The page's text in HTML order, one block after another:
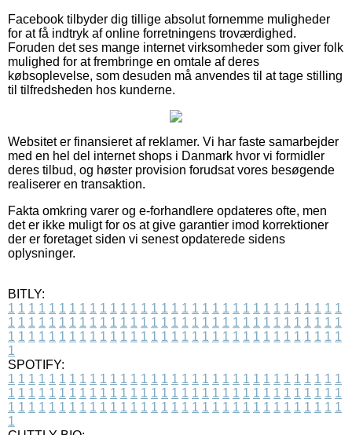
Facebook tilbyder dig tillige absolut fornemme muligheder
for at få indtryk af online forretningens troværdighed.
Foruden det ses mange internet virksomheder som giver folk
mulighed for at frembringe en omtale af deres
købsoplevelse, som desuden må anvendes til at tage stilling
til tilfredsheden hos kunderne.
Websitet er finansieret af reklamer. Vi har faste samarbejder
med en hel del internet shops i Danmark hvor vi formidler
deres tilbud, og høster provision forudsat vores besøgende
realiserer en transaktion.
Fakta omkring varer og e-forhandlere opdateres ofte, men
det er ikke muligt for os at give garantier imod korrektioner
der er foretaget siden vi senest opdaterede sidens
oplysninger.
BITLY:
1 1 1 1 1 1 1 1 1 1 1 1 1 1 1 1 1 1 1 1 1 1 1 1 1 1 1 1 1 1 1 1 1
1 1 1 1 1 1 1 1 1 1 1 1 1 1 1 1 1 1 1 1 1 1 1 1 1 1 1 1 1 1 1 1 1
1 1 1 1 1 1 1 1 1 1 1 1 1 1 1 1 1 1 1 1 1 1 1 1 1 1 1 1 1 1 1 1 1
1
SPOTIFY:
1 1 1 1 1 1 1 1 1 1 1 1 1 1 1 1 1 1 1 1 1 1 1 1 1 1 1 1 1 1 1 1 1
1 1 1 1 1 1 1 1 1 1 1 1 1 1 1 1 1 1 1 1 1 1 1 1 1 1 1 1 1 1 1 1 1
1 1 1 1 1 1 1 1 1 1 1 1 1 1 1 1 1 1 1 1 1 1 1 1 1 1 1 1 1 1 1 1 1
1